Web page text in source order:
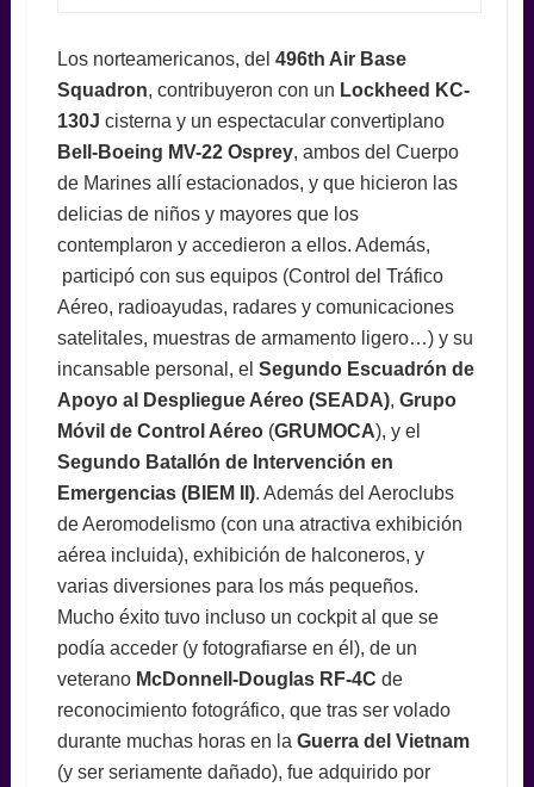
Los norteamericanos, del 496th Air Base
Squadron, contribuyeron con un Lockheed KC-
130J cisterna y un espectacular convertiplano
Bell-Boeing MV-22 Osprey, ambos del Cuerpo
de Marines allí estacionados, y que hicieron las
delicias de niños y mayores que los
contemplaron y accedieron a ellos. Además,
participó con sus equipos (Control del Tráfico
Aéreo, radioayudas, radares y comunicaciones
satelitales, muestras de armamento ligero…) y su
incansable personal, el Segundo Escuadrón de
Apoyo al Despliegue Aéreo (SEADA), Grupo
Móvil de Control Aéreo(GRUMOCA), y el
Segundo Batallón de Intervención en
Emergencias (BIEM II). Además del Aeroclubs
de Aeromodelismo (con una atractiva exhibición
aérea incluida), exhibición de halconeros, y
varias diversiones para los más pequeños.
Mucho éxito tuvo incluso un cockpit al que se
podía acceder (y fotografiarse en él), de un
veterano McDonnell-Douglas RF-4C de
reconocimiento fotográfico, que tras ser volado
durante muchas horas en la Guerra del Vietnam
(y ser seriamente dañado), fue adquirido por